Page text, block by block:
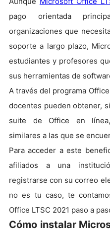
pago orientada
organizaciones que
soporte a largo plazo,
estudiantes y profesores
sus herramientas de
A través del programa
docentes pueden obtener,
suite de Office en
similares a las que se
Para acceder a este
afiliados a una
registrarse con su correo
no es tu caso, te
Office LTSC 2021 paso a
Cómo instalar